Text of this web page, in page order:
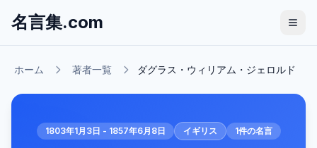
名言集.com
ホーム 著者一覧 ダグラス・ウィリアム・ジェロルド
1803年1月3日 - 1857年6月8日 イギリス 1件の名言